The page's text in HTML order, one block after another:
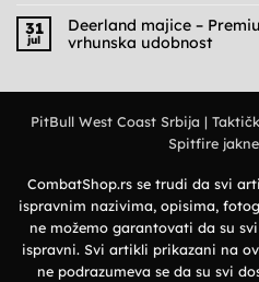
Praktičnost,
udobnost
i
military
na
Deerland
polo
izbor
prirodu
i
31
jul
Deerland majice –
vrhunska udobnost
–
vrhunska
udobnost
PitBull West Coast Srbija |
Spitfire
CombatShop.rs se trudi da svi
ispravnim nazivima, opisima,
ne možemo garantovati da su
ispravni. Svi artikli prikazani na
ne podrazumeva se da su svi